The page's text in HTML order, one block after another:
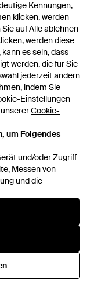
Kennungen,
klicken, werden
auf Alle ablehnen
werden diese
es sein, dass
werden, die für Sie
jederzeit ändern
indem Sie
Einstellungen
Cookie-
um Folgendes
und/oder Zugriff
Messen von
und die
Kennungen,
klicken, werden
auf Alle ablehnen
werden diese
es sein, dass
werden, die für Sie
jederzeit ändern
indem Sie
Einstellungen
Cookie-
um Folgendes
und/oder Zugriff
Messen von
und die
Stiefeletten - Braun
- Schwarz